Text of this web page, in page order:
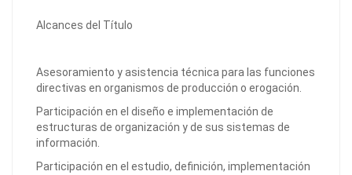
Alcances del Título
Asesoramiento y asistencia técnica para las funciones
directivas en organismos de producción o erogación.
Participación en el diseño e implementación de
estructuras de organización y de sus sistemas de
información.
Participación en el estudio, definición, implementación